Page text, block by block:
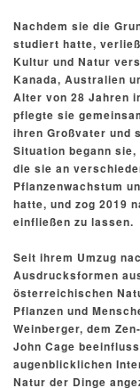
Nachdem sie die
studiert hatte,
Kultur und Natur
Kanada, Australien
Alter von 28 Jahren
pflegte sie
ihren Großvater und
Situation begann
die sie an
Pflanzenwachstum
hatte, und zog 2019
einfließen zu lassen.
Seit ihrem Umzug
Ausdrucksformen
österreichischen
Pflanzen und
Weinberger, dem
John Cage
augenblicklichen
Natur der Dinge